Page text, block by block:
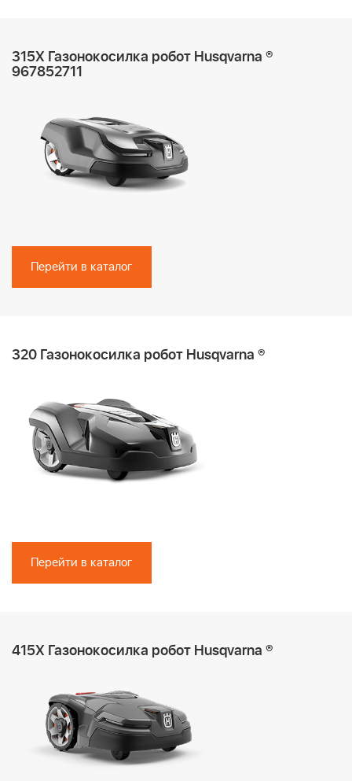
315X Газонокосилка робот Husqvarna ®
967852711
Перейти в каталог
320 Газонокосилка робот Husqvarna ®
Перейти в каталог
415X Газонокосилка робот Husqvarna ®